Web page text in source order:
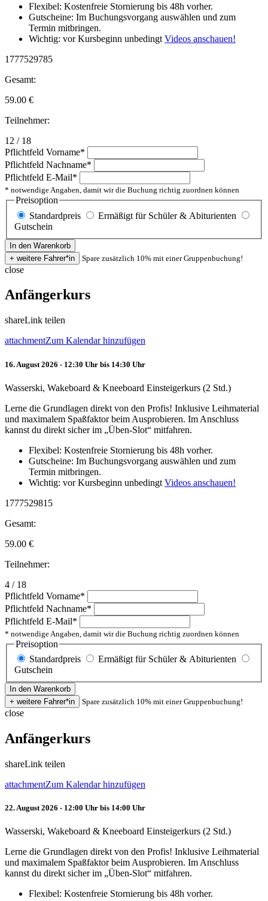
Flexibel: Kostenfreie Stornierung bis 48h vorher.
Gutscheine: Im Buchungsvorgang auswählen und zum
Termin mitbringen.
Wichtig: vor Kursbeginn unbedingt Videos anschauen!
1777529785
Gesamt:
59.00 €
Teilnehmer:
12 / 18
Pflichtfeld Vorname*
Pflichtfeld Nachname*
Pflichtfeld E-Mail*
* notwendige Angaben, damit wir die Buchung richtig zuordnen können
Preisoption
Standardpreis
Ermäßigt für Schüler & Abiturienten
Gutschein
Spare zusätzlich 10% mit einer Gruppenbuchung!
close
Anfängerkurs
shareLink teilen
attachmentZum Kalendar hinzufügen
16. August 2026 - 12:30 Uhr bis 14:30 Uhr
Wasserski, Wakeboard & Kneeboard Einsteigerkurs (2 Std.)
Lerne die Grundlagen direkt von den Profis! Inklusive Leihmaterial
und maximalem Spaßfaktor beim Ausprobieren. Im Anschluss
kannst du direkt sicher im „Üben-Slot“ mitfahren.
Flexibel: Kostenfreie Stornierung bis 48h vorher.
Gutscheine: Im Buchungsvorgang auswählen und zum
Termin mitbringen.
Wichtig: vor Kursbeginn unbedingt Videos anschauen!
1777529815
Gesamt:
59.00 €
Teilnehmer:
4 / 18
Pflichtfeld Vorname*
Pflichtfeld Nachname*
Pflichtfeld E-Mail*
* notwendige Angaben, damit wir die Buchung richtig zuordnen können
Preisoption
Standardpreis
Ermäßigt für Schüler & Abiturienten
Gutschein
Spare zusätzlich 10% mit einer Gruppenbuchung!
close
Anfängerkurs
shareLink teilen
attachmentZum Kalendar hinzufügen
22. August 2026 - 12:00 Uhr bis 14:00 Uhr
Wasserski, Wakeboard & Kneeboard Einsteigerkurs (2 Std.)
Lerne die Grundlagen direkt von den Profis! Inklusive Leihmaterial
und maximalem Spaßfaktor beim Ausprobieren. Im Anschluss
kannst du direkt sicher im „Üben-Slot“ mitfahren.
Flexibel: Kostenfreie Stornierung bis 48h vorher.